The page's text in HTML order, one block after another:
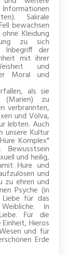
Sakrale
bewachsen
Kleidung
zu sich
Inbegriff der
mit ihrer
und
Moral und
als sie
(Marien) zu
verbrannten,
und Völva,
lebten. Auch
unsere Kultur
Komplex"
und heilig,
Hure und
und
zu ehren und
Psyche (in
Liebe für das
In
Für die
Hieros
und für
Erde